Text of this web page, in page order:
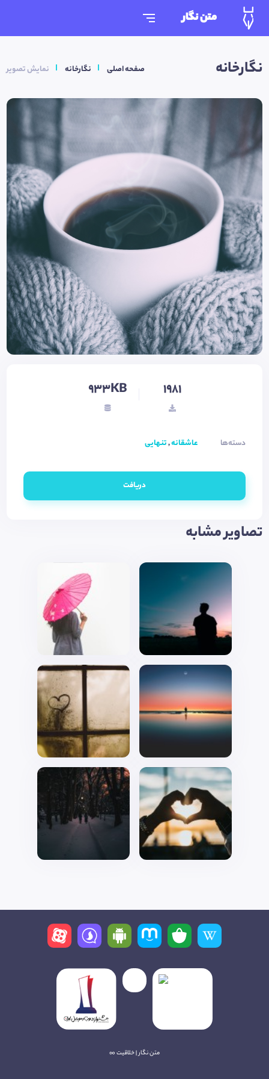
متن نگار
نگارخانه صفحه اصلی نگارخانه نمایش تصویر
1981
933KB
دسته‌ها عاشقانه,تنهایی
دریافت
تصاویر مشابه
متن نگار | خلاقیت ∞